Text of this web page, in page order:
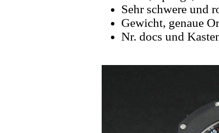
Sehr schwere und
Gewicht, genaue
Nr. docs und